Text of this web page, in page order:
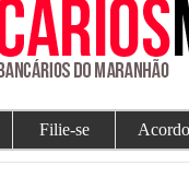
Filie-se